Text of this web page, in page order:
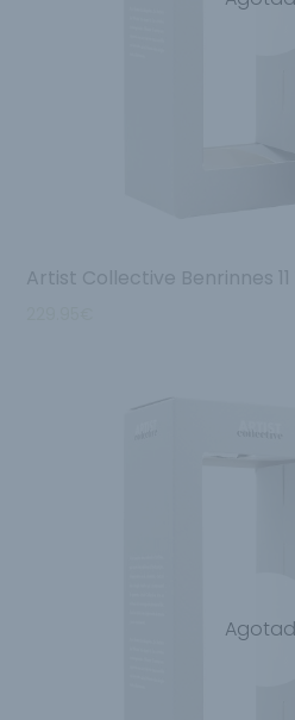
Artist Collective Benrinnes 11